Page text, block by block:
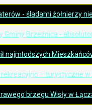
- śladami żołnierzy
Gminy Brzeźnica -
najmłodszych
– turystyczne w
brzegu Wisły w